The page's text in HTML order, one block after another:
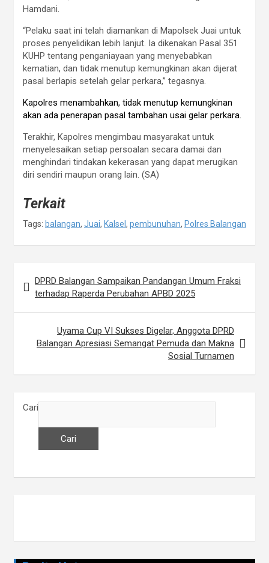
Hamdani.
“Pelaku saat ini telah diamankan di Mapolsek Juai untuk
proses penyelidikan lebih lanjut. Ia dikenakan Pasal 351
KUHP tentang penganiayaan yang menyebabkan
kematian, dan tidak menutup kemungkinan akan dijerat
pasal berlapis setelah gelar perkara,” tegasnya.
Kapolres menambahkan, tidak menutup kemungkinan
akan ada penerapan pasal tambahan usai gelar perkara.
Terakhir, Kapolres mengimbau masyarakat untuk
menyelesaikan setiap persoalan secara damai dan
menghindari tindakan kekerasan yang dapat merugikan
diri sendiri maupun orang lain. (SA)
Terkait
Tags: balangan, Juai, Kalsel , pembunuhan, Polres Balangan
N
a
s
DPRD Balangan Sampaikan Pandangan Umum Fraksi
terhadap Raperda Perubahan APBD 2025
Uyama Cup VI Sukses Digelar, Anggota DPRD
Balangan Apresiasi Semangat Pemuda dan Makna
Sosial Turnamen
Cari
Cari